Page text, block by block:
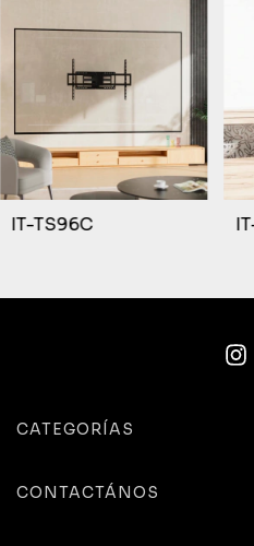
IT-TS96C
CATEGORÍAS
CONTACTÁNOS